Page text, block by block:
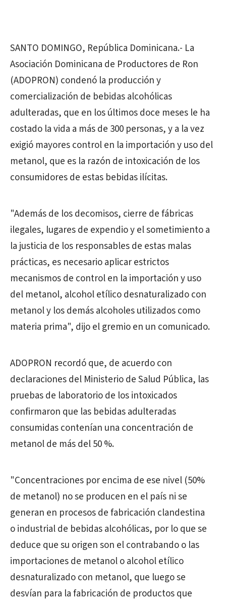
SANTO DOMINGO, República Dominicana.- La
Asociación Dominicana de Productores de Ron
(ADOPRON) condenó la producción y
comercialización de bebidas alcohólicas
adulteradas, que en los últimos doce meses le ha
costado la vida a más de 300 personas, y a la vez
exigió mayores control en la importación y uso del
metanol, que es la razón de intoxicación de los
consumidores de estas bebidas ilícitas.
"Además de los decomisos, cierre de fábricas
ilegales, lugares de expendio y el sometimiento a
la justicia de los responsables de estas malas
prácticas, es necesarioaplicar estrictos
mecanismos de control en la importación y uso
del metanol, alcohol etílico desnaturalizado con
metanol y los demás alcoholes utilizados como
materia prima", dijo el gremio en un comunicado.
ADOPRON recordó que, de acuerdo con
declaraciones del Ministerio de Salud Pública, las
pruebas de laboratorio de los intoxicados
confirmaron que las bebidasadulteradas
consumidas contenían una concentración de
metanol de más del 50 %.
"Concentraciones por encima de ese nivel (50%
de metanol) no se producen en el país ni se
generan en procesos de fabricación clandestina
oindustrial de bebidas alcohólicas, por lo que se
deduce que su origen son el contrabando o las
importaciones de metanol o alcohol etílico
desnaturalizado con metanol, que luego se
desvían para la fabricación de productos que